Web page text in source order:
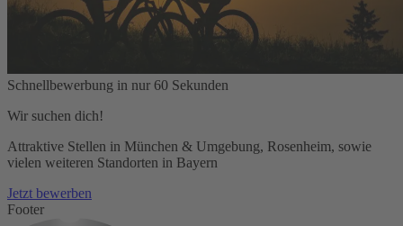
Schnellbewerbung in nur 60 Sekunden
Wir suchen dich!
Attraktive Stellen in München & Umgebung, Rosenheim, sowie
vielen weiteren Standorten in Bayern
Jetzt bewerben
Footer